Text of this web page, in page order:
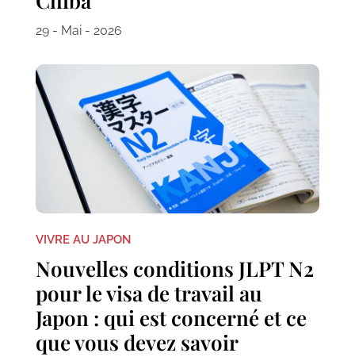
29 - Mai - 2026
VIVRE AU JAPON
Nouvelles conditions JLPT N2
pour le visa de travail au
Japon : qui est concerné et ce
que vous devez savoir